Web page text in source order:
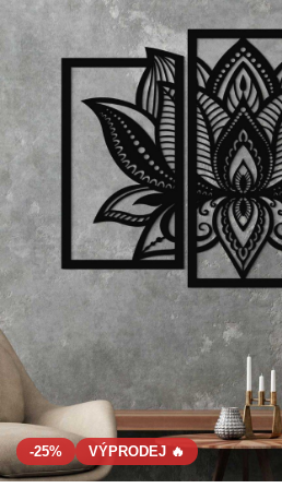
-25% VÝPRODEJ 🔥